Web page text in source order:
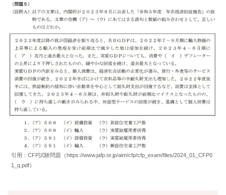
引用：CFP試験問題（https://www.jafp.or.jp/aim/cfp/cfp_exam/files/2024_01_CFP0
1_q.pdf）